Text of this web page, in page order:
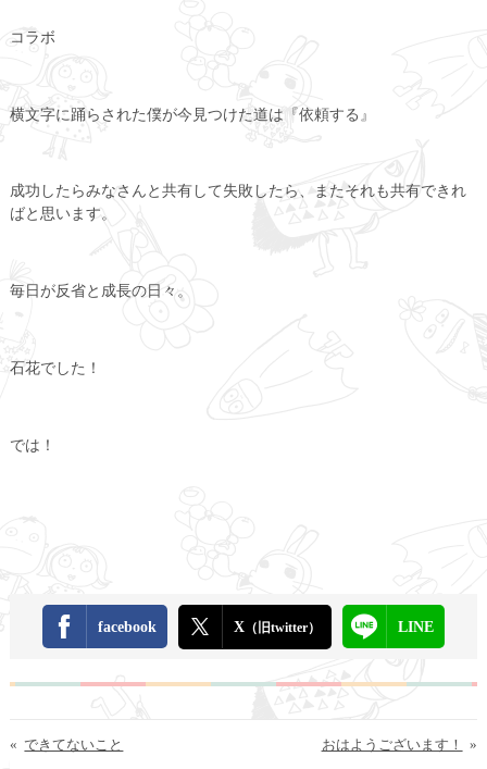
コラボ
横文字に踊らされた僕が今見つけた道は『依頼する』
成功したらみなさんと共有して失敗したら、またそれも共有できれ
ばと思います。
毎日が反省と成長の日々。
石花でした！
では！
facebook X（旧twitter） LINE
« できてないこと »
おはようございます！